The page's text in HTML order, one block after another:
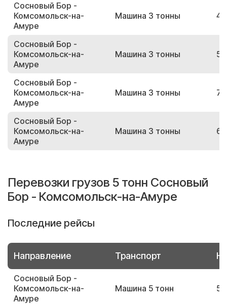
Сосновый Бор -
Комсомольск-на-
Амуре
Машина 3 тонны
Сосновый Бор -
Комсомольск-на-
Амуре
Машина 3 тонны
Сосновый Бор -
Комсомольск-на-
Амуре
Машина 3 тонны
Сосновый Бор -
Комсомольск-на-
Амуре
Машина 3 тонны
Перевозки грузов 5 тонн Сосновый
Бор - Комсомольск-на-Амуре
Последние рейсы
Направление Транспорт
Сосновый Бор -
Комсомольск-на-
Амуре
Машина 5 тонн